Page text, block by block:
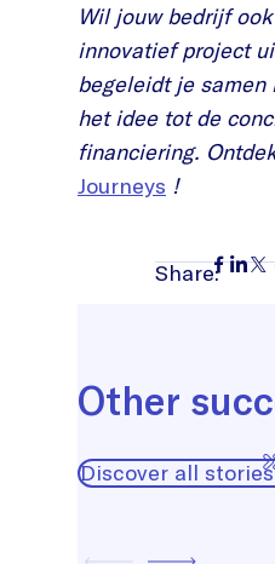
Wil jouw bedrijf
innovatief project
begeleidt je samen
het idee tot de
financiering.
Journeys !
Share:
Other
Discover all stories